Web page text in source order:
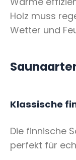
Holz muss
Wetter und
Klassische
Die finnische
perfekt für